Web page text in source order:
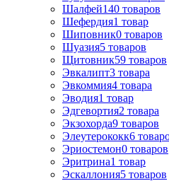
Шалфей140 товаров
Шефердия1 товар
Шиповник0 товаров
Шуазия5 товаров
Щитовник59 товаров
Эвкалипт3 товара
Эвкоммия4 товара
Эводия1 товар
Эдгевортия2 товара
Экзохорда9 товаров
Элеутерококк6
Эриостемон0 товаров
Эритрина1 товар
Эскаллония5 товаров